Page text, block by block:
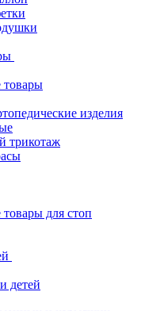
товары
изделия
трикотаж
для стоп
детей